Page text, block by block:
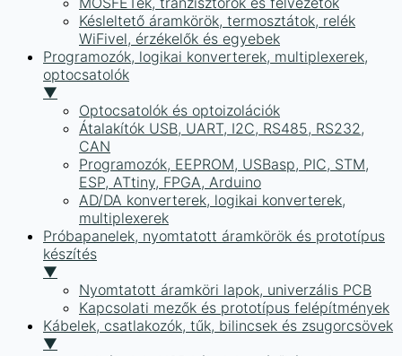
Késleltető áramkörök, termosztátok, relék
WiFivel, érzékelők és egyebek
Programozók, logikai konverterek, multiplexerek,
optocsatolók
▼
Optocsatolók és optoizolációk
Átalakítók USB, UART, I2C, RS485, RS232,
CAN
Programozók, EEPROM, USBasp, PIC, STM,
ESP, ATtiny, FPGA, Arduino
AD/DA konverterek, logikai konverterek,
multiplexerek
Próbapanelek, nyomtatott áramkörök és prototípus
készítés
▼
Nyomtatott áramköri lapok, univerzális PCB
Kapcsolati mezők és prototípus felépítmények
Kábelek, csatlakozók, tűk, bilincsek és zsugorcsövek
▼